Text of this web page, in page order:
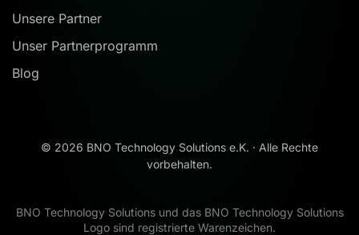
Unsere Partner
Unser Partnerprogramm
Blog
© 2026 BNO Technology Solutions e.K. · Alle Rechte
vorbehalten.
BNO Technology Solutions und das BNO Technology Solutions
Logo sind registrierte Warenzeichen.